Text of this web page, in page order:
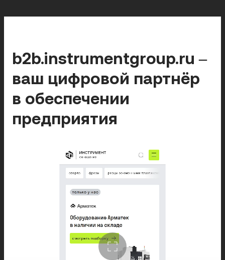
b2b.instrumentgroup.ru –
ваш цифровой партнёр
в обеспечении
предприятия